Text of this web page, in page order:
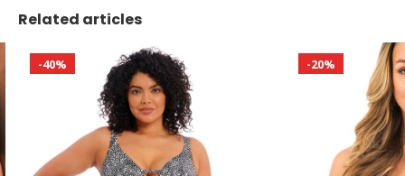
Related articles
-40% -20%